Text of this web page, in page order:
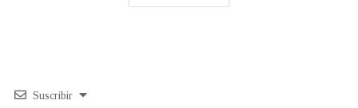
Suscribir